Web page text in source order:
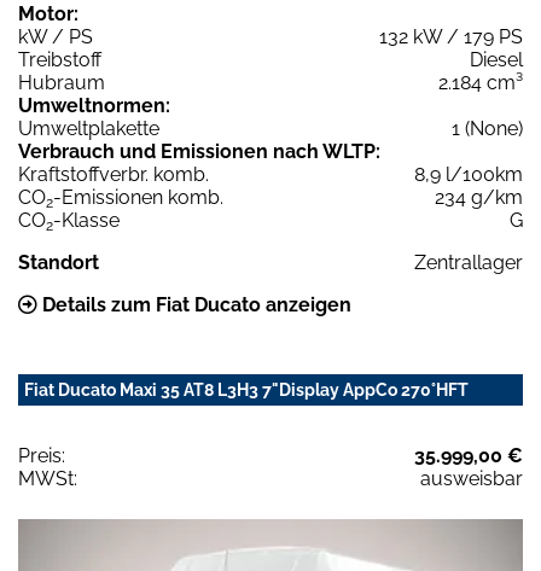
Motor:
kW / PS
132 kW / 179 PS
Treibstoff
Diesel
Hubraum
2.184 cm³
Umweltnormen:
Umweltplakette
1 (None)
Verbrauch und Emissionen nach WLTP:
Kraftstoffverbr. komb.
8,9 l/100km
CO2-Emissionen komb.
234 g/km
CO2-Klasse
G
Standort
Zentrallager
Details zum Fiat Ducato anzeigen
Fiat Ducato Maxi 35 AT8 L3H3 7"Display AppCo 270°HFT
Preis:
35.999,00 €
MWSt:
ausweisbar